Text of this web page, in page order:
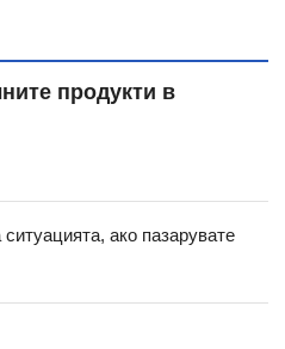
продукти в
ако пазарувате